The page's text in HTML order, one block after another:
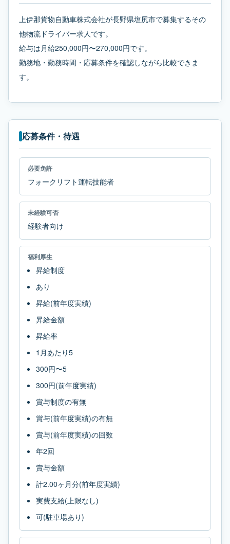
上伊那貨物自動車株式会社が長野県塩尻市で募集するその
他物流ドライバー求人です。
給与は月給250,000円〜270,000円です。
勤務地・勤務時間・応募条件を確認しながら比較できま
す。
応募条件・待遇
必要免許
フォークリフト運転技能者
未経験可否
経験者向け
福利厚生
昇給制度
あり
昇給(前年度実績)
昇給金額
昇給率
1月あたり5
300円〜5
300円(前年度実績)
賞与制度の有無
賞与(前年度実績)の有無
賞与(前年度実績)の回数
年2回
賞与金額
計2.00ヶ月分(前年度実績)
実費支給(上限なし)
可(駐車場あり)